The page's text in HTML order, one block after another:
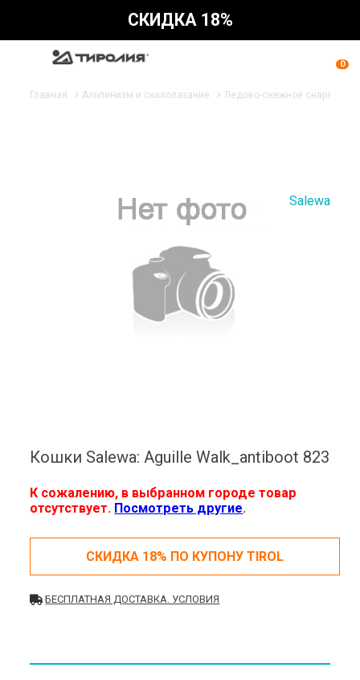
СКИДКА 18%
0
Главная Альпинизм и скалолазание Ледово-снежное
Salewa
Кошки Salewa: Aguille Walk_antiboot 823
К сожалению, в выбранном городе товар
отсутствует. Посмотреть другие.
СКИДКА 18% ПО КУПОНУ TIROL
БЕСПЛАТНАЯ ДОСТАВКА. УСЛОВИЯ